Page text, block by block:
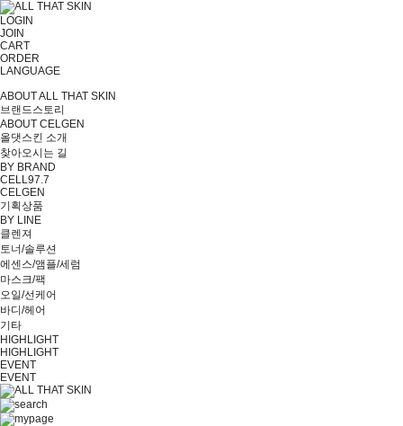
LOGIN
JOIN
CART
ORDER
LANGUAGE
ABOUT ALL THAT SKIN
브랜드스토리
ABOUT CELGEN
올댓스킨 소개
찾아오시는 길
BY BRAND
CELL97.7
CELGEN
기획상품
BY LINE
클렌져
토너/솔루션
에센스/앰플/세럼
마스크/팩
오일/선케어
바디/헤어
기타
HIGHLIGHT
HIGHLIGHT
EVENT
EVENT